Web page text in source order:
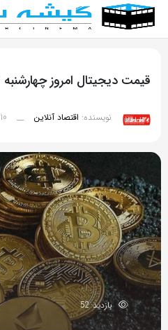
اشتراک
گذاری
با
از
می‌توانید
این
صفحه
را
با
دوستان
خود
به
قیمت دیجیتال امروز چهارشنبه ۲۳ مهر ۱۴۰۴
نویسنده: اقتصاد آنلاین __ 10 ماه پیش
بازدید 52